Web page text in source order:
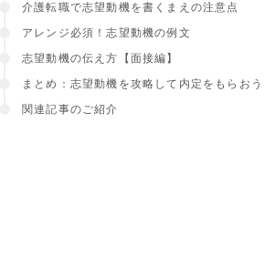
介護転職で志望動機を書くまえの注意点
アレンジ必須！志望動機の例文
志望動機の伝え方【面接編】
まとめ：志望動機を攻略して内定をもらおう
関連記事のご紹介